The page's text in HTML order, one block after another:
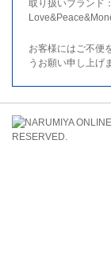
取り扱いブランド
お客様にはご不便
うお願い申し上げ